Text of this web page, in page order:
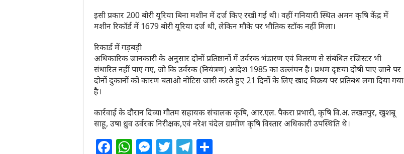
इसी प्रकार 200 बोरी यूरिया बिना मशीन में दर्ज किए रखी गई थी। वहीं गनियारी स्थित अमन कृषि केंद्र में
मशीन रिकॉर्ड में 1679 बोरी यूरिया दर्ज थी, लेकिन मौके पर भौतिक स्टॉक नहीं मिला।
रिकार्ड में गड़बड़ी
अधिकारिक जानकारी के अनुसार दोनों प्रतिष्ठानों में उर्वरक भंडारण एवं वितरण से संबंधित रजिस्टर भी
संधारित नहीं पाए गए, जो कि उर्वरक (नियंत्रण) आदेश 1985 का उल्लंघन है। प्रथम दृष्टया दोषी पाए जाने पर
दोनों दुकानों को कारण बताओ नोटिस जारी करते हुए 21 दिनों के लिए खाद विक्रय पर प्रतिबंध लगा दिया गया
है।
कार्रवाई के दौरान दिव्या गौतम सहायक संचालक कृषि, आर.एल. पैकरा प्रभारी, कृषि वि.अ. तखतपुर, खुशबू
साहू, उषा ध्रुव उर्वरक निरीक्षक,एवं नरेश चंदेल ग्रामीण कृषि विस्तार अधिकारी उपस्थिति थे।
F W M T T